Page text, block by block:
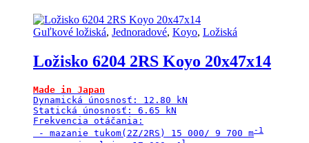
Guľkové ložiská, Jednoradové, Koyo, Ložiská
Ložisko 6204 2RS Koyo 20x47x14
Made in Japan
Dynamická únosnosť: 12.80 kN
Statická únosnosť: 6.65 kN
Frekvencia otáčania:
- mazanie tukom(2Z/2RS) 15 000/ 9 700 m